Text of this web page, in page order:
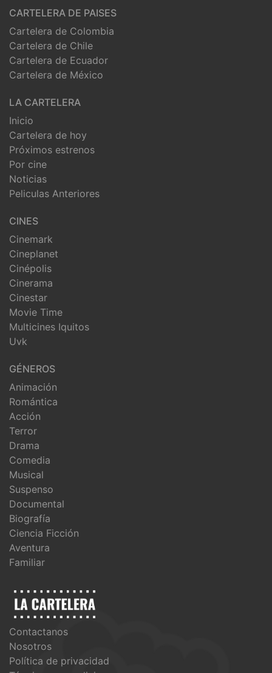
CARTELERA DE PAISES
Cartelera de Colombia
Cartelera de Chile
Cartelera de Ecuador
Cartelera de México
LA CARTELERA
Inicio
Cartelera de hoy
Próximos estrenos
Por cine
Noticias
Peliculas Anteriores
CINES
Cinemark
Cineplanet
Cinépolis
Cinerama
Cinestar
Movie Time
Multicines Iquitos
Uvk
GÉNEROS
Animación
Romántica
Acción
Terror
Drama
Comedia
Musical
Suspenso
Documental
Biografía
Ciencia Ficción
Aventura
Familiar
Contactanos
Nosotros
Política de privacidad